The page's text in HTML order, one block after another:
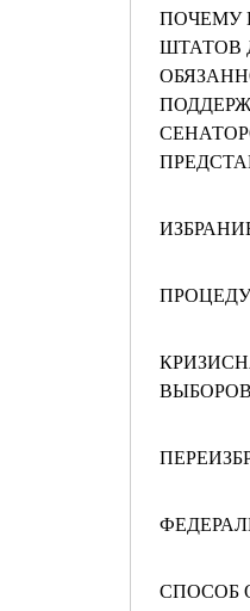
ПОЧЕМУ
ШТАТОВ
ВЫБОРОВ
СПОСОБ